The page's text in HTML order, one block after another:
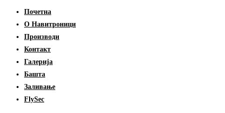
Почетна
О Навитроници
Производи
Контакт
Галерија
Башта
Заливање
FlySec